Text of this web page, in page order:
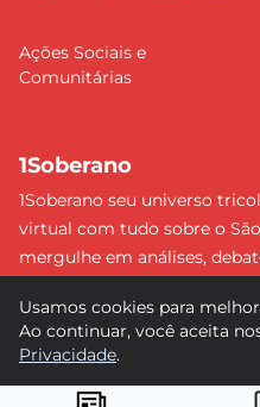
Ações Sociais e
Comunitárias
1Soberano
1Soberano seu universo
virtual com tudo sobre o
mergulhe em análises,
detalhe e faça parte dessa
tricolor paulista. #SPFC
Usamos cookies para
Ao continuar, você aceita
Privacidade.